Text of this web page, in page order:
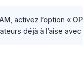
activez l’option «
déjà à l’aise